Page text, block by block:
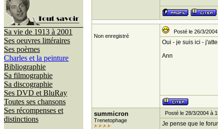
Sa vie de 1913 à 2001
Ses oeuvres littéraires
Ses poèmes
Charles et la peinture
Bibliographie
Sa filmographie
Sa discographie
Ses DVD et BluRay
Toutes ses chansons
Ses récompenses et
distinctions
Non enregistré
Posté le 26/3/
Oui - je suis ici -
Ann
summicron
Trenetophage
Posté le 28/3/2004 à
Je pense que le